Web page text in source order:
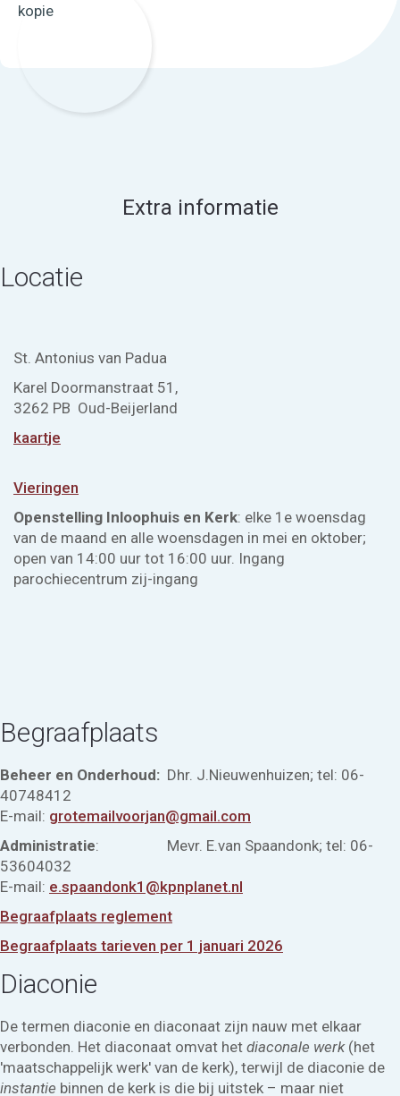
Extra informatie
Locatie
St. Antonius van Padua
Karel Doormanstraat 51,
3262 PB Oud-Beijerland
kaartje
Vieringen
Openstelling Inloophuis en Kerk: elke 1e woensdag
van de maand en alle woensdagen in mei en oktober;
open van 14:00 uur tot 16:00 uur. Ingang
parochiecentrum zij-ingang
Begraafplaats
Beheer en Onderhoud: Dhr. J.Nieuwenhuizen; tel: 06-
40748412
E-mail: grotemailvoorjan@gmail.com
Administratie: Mevr. E.van Spaandonk; tel: 06-
53604032
E-mail: e.spaandonk1@kpnplanet.nl
Begraafplaats reglement
Begraafplaats tarieven per 1 januari 2026
Diaconie
De termen diaconie en diaconaat zijn nauw met elkaar
verbonden. Het diaconaat omvat het diaconale werk(het
'maatschappelijk werk' van de kerk), terwijl de diaconie de
instantie binnen de kerk is die bij uitstek – maar niet